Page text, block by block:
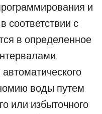
и
соответствии с
в определенное
воды путем
или избыточного